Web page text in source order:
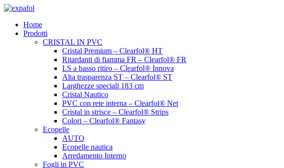
Vai
contenutoHome
Prodotti
CRISTAL IN PVC
Cristal Premium – Clearfol® HT
Ritardanti di fiamma FR – Clearfol® FR
LS a basso ritiro – Clearfol® Innova
Alta trasparenza ST – Clearfol® ST
Larghezze speciali 183 cm
Cristal Nautico
PVC con rete interna – Clearfol® Net
Cristal in strisce – Clearfol® Strips
Colori – Clearfol® Fantasy
Ecopelle
AUTO
Ecopelle nautica
Arredamento Interno
Fogli in PVC